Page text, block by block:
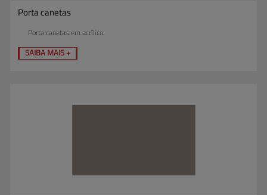
Porta canetas
Porta canetas em acrílico
SAIBA MAIS +